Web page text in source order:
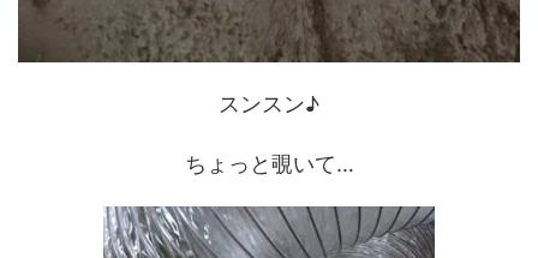
スンスン♪
ちょっと覗いて…